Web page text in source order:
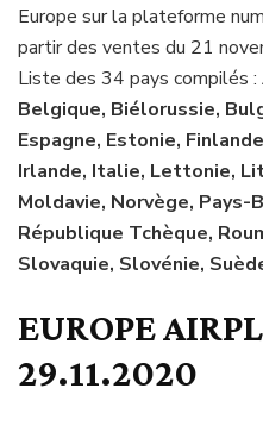
Europe sur la plateforme
partir des ventes du 21
Liste des 34 pays compilés :
Belgique, Biélorussie,
Espagne, Estonie,
Irlande, Italie, Lettonie,
Moldavie, Norvège,
République Tchèque,
Slovaquie, Slovénie,
EUROPE
29.11.2020